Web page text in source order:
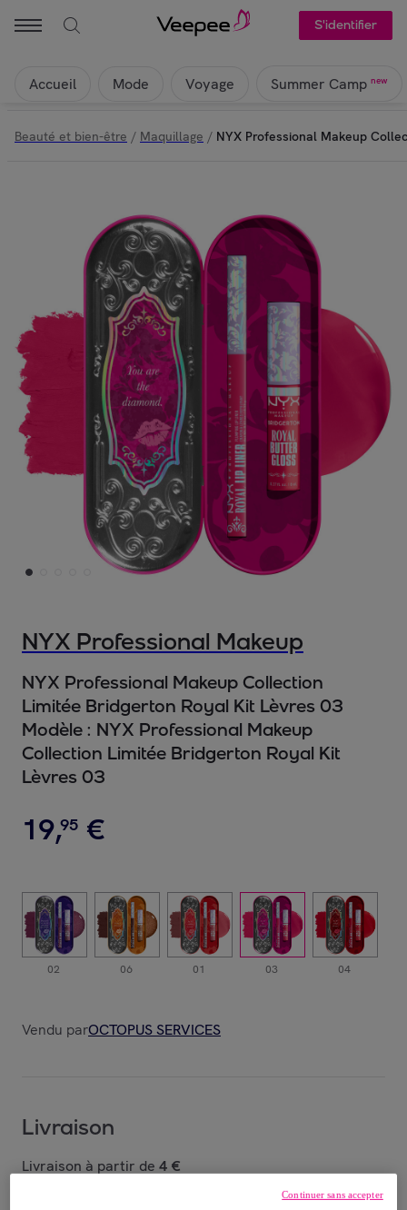
S'identifier
Accueil Mode Voyage Summer Camp new
Beauté et bien-être / Maquillage / NYX Professional Makeup
NYX Professional Makeup
NYX Professional Makeup Collection
Limitée Bridgerton Royal Kit Lèvres 03
Modèle : NYX Professional Makeup
Collection Limitée Bridgerton Royal Kit
Lèvres 03
19,95 €
02 06 01 03 04
Vendu parOCTOPUS SERVICES
Livraison
Livraison à partir de 4 €
Continuer sans accepter